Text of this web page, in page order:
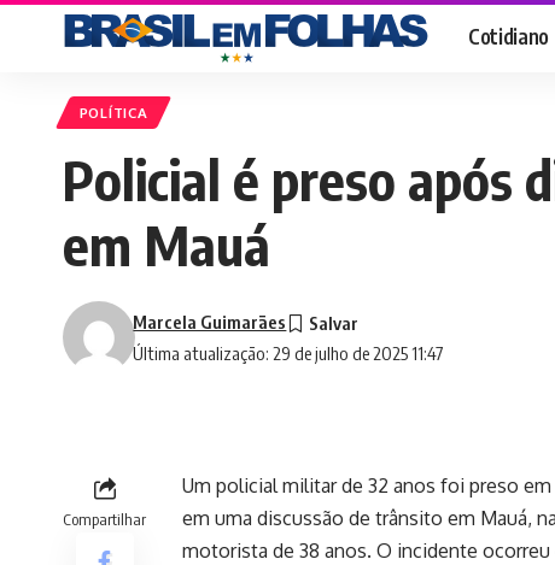
Cotidiano
POLÍTICA
Policial é preso após
em Mauá
Última atualização: 29 de julho de 2025 11:47
Marcela Guimarães
Compartilhar
Um policial militar de 32 anos foi preso
em uma discussão de trânsito em Mauá,
motorista de 38 anos. O incidente